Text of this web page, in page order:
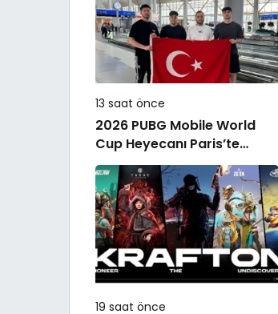
13 saat önce
2026 PUBG Mobile World
Cup Heyecanı Paris’te
Başlıyor
19 saat önce